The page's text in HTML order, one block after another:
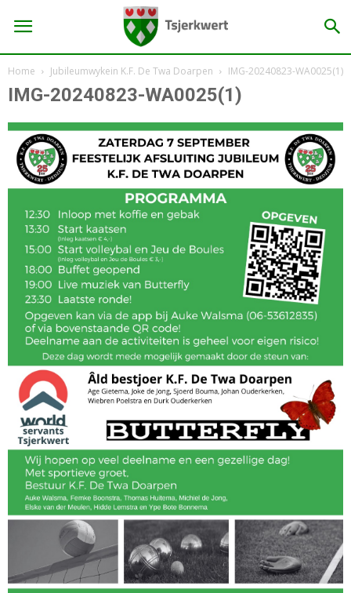
Home Jubileumwykein K.F. De Twa Doarpen IMG-20240823-WA0025(1)
IMG-20240823-WA0025(1)